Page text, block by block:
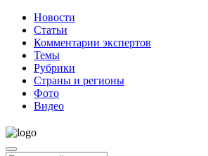
Новости
Статьи
Комментарии экспертов
Темы
Рубрики
Страны и регионы
Фото
Видео